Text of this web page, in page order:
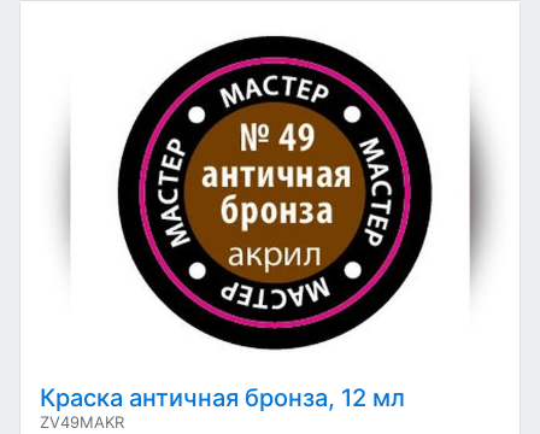
Краска античная бронза, 12 мл
ZV49MAKR